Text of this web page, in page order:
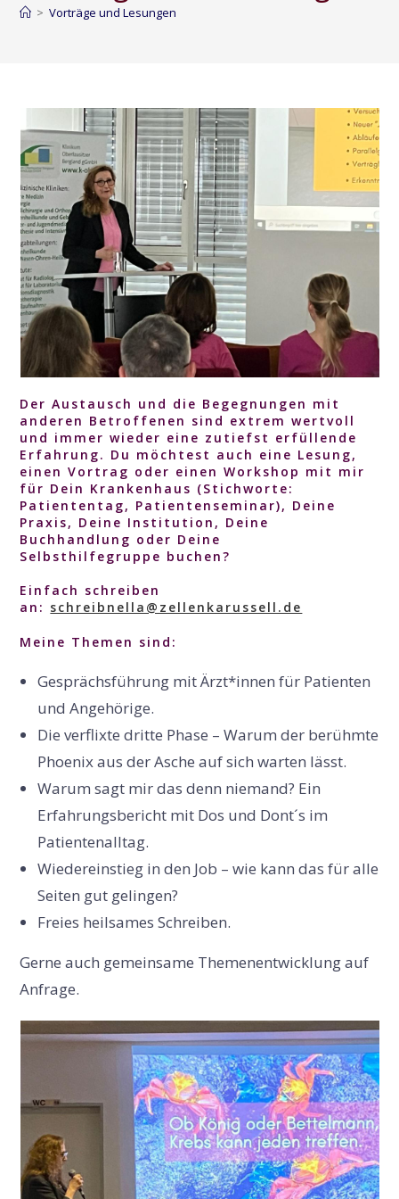
> Vorträge und Lesungen
Der Austausch und die Begegnungen mit
anderen Betroffenen sind extrem wertvoll
und immer wieder eine zutiefst erfüllende
Erfahrung. Du möchtest auch eine Lesung,
einen Vortrag oder einen Workshop mit mir
für Dein Krankenhaus (Stichworte:
Patiententag, Patientenseminar), Deine
Praxis, Deine Institution, Deine
Buchhandlung oder Deine
Selbsthilfegruppe buchen?
Einfach schreiben
an: schreibnella@zellenkarussell.de
Meine Themen sind:
Gesprächsführung mit Ärzt*innen für Patienten
und Angehörige.
Die verflixte dritte Phase – Warum der berühmte
Phoenix aus der Asche auf sich warten lässt.
Warum sagt mir das denn niemand? Ein
Erfahrungsbericht mit Dos und Dont´s im
Patientenalltag.
Wiedereinstieg in den Job – wie kann das für alle
Seiten gut gelingen?
Freies heilsames Schreiben.
Gerne auch gemeinsame Themenentwicklung auf
Anfrage.